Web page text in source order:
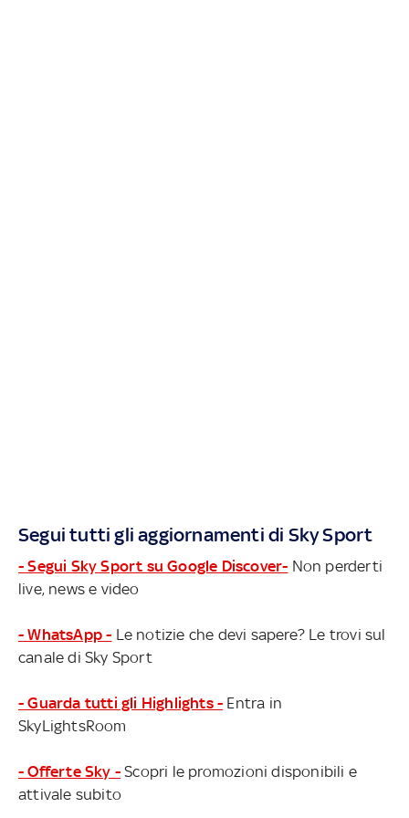
Segui tutti gli aggiornamenti di Sky Sport
- Segui Sky Sport su Google Discover- Non perderti
live, news e video
- WhatsApp - Le notizie che devi sapere? Le trovi sul
canale di Sky Sport
- Guarda tutti gli Highlights - Entra in
SkyLightsRoom
- Offerte Sky - Scopri le promozioni disponibili e
attivale subito